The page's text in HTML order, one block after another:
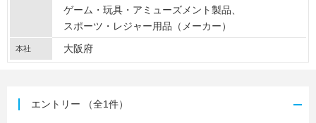
ゲーム・玩具・アミューズメント製品
スポーツ・レジャー用品（メーカー）
本社 大阪府
エントリー （全1件）